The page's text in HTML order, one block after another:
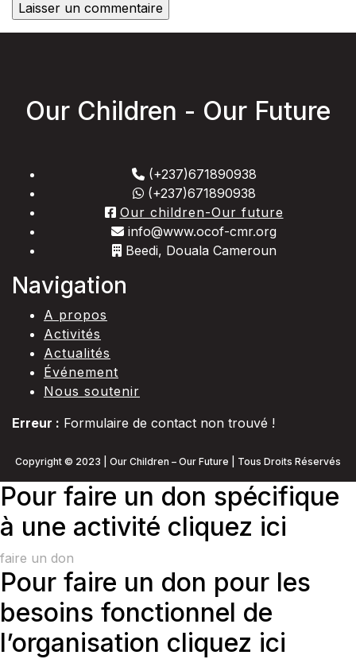
Our Children - Our Future
(+237)671890938
(+237)671890938
Our children-Our future
info@www.ocof-cmr.org
Beedi, Douala Cameroun
Navigation
A propos
Activités
Actualités
Événement
Nous soutenir
Erreur : Formulaire de contact non trouvé !
Copyright © 2023 | Our Children – Our Future | Tous Droits Réservés
Pour faire un don spécifique
à une activité cliquez ici
faire un don
Pour faire un don pour les
besoins fonctionnel de
l’organisation cliquez ici